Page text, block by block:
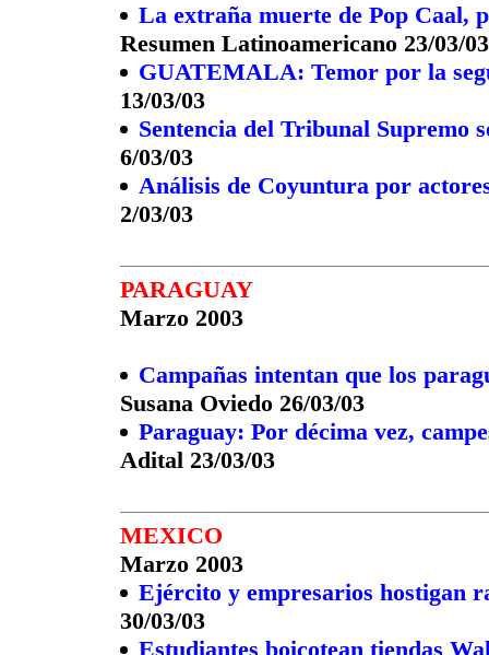
La extraña muerte de Pop Caal,
Resumen Latinoamericano 23/03/03
GUATEMALA: Temor por la
13/03/03
Sentencia del Tribunal Supremo
6/03/03
Análisis de Coyuntura por
2/03/03
PARAGUAY
Marzo 2003
Campañas intentan que los
Susana Oviedo 26/03/03
Paraguay: Por décima vez,
Adital 23/03/03
MEXICO
Marzo 2003
Ejército y empresarios hostigan
30/03/03
Estudiantes boicotean tiendas